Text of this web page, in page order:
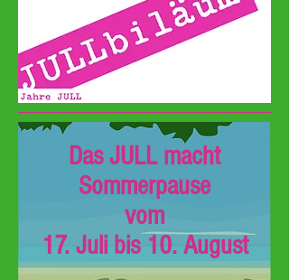
Das JULL macht
Sommerpause
vom
17. Juli bis 10. August